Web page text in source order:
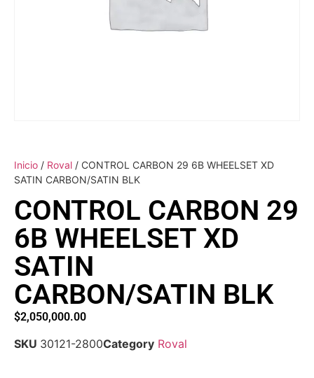
Inicio / Roval / CONTROL CARBON 29 6B WHEELSET XD
SATIN CARBON/SATIN BLK
CONTROL CARBON 29
6B WHEELSET XD
SATIN
CARBON/SATIN BLK
$2,050,000.00
SKU 30121-2800Category Roval